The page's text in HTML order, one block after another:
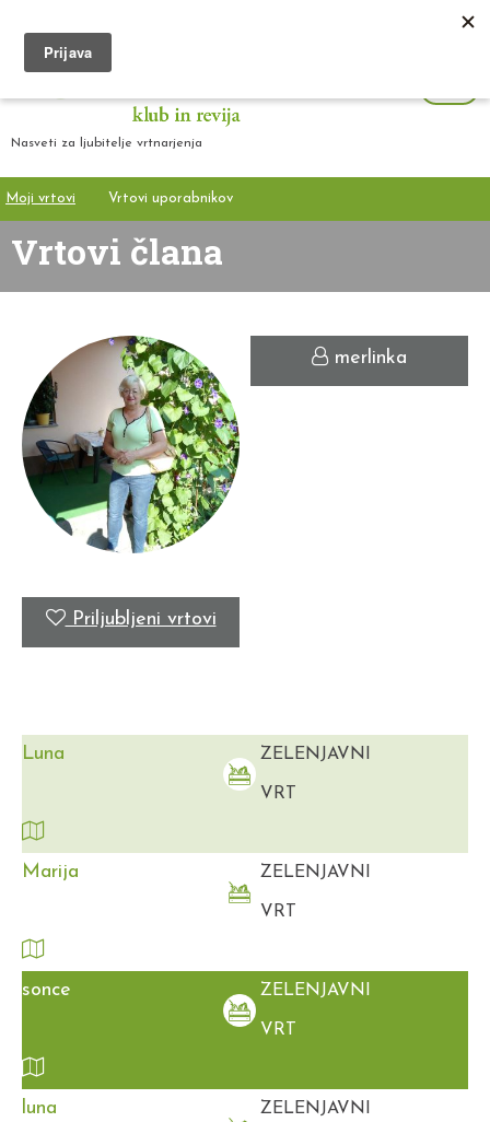
Nasveti za ljubitelje vrtnarjenja
Moji vrtovi Vrtovi uporabnikov
Vrtovi člana
merlinka
Priljubljeni vrtovi
Luna ZELENJAVNI
VRT
Marija ZELENJAVNI
VRT
sonce ZELENJAVNI
VRT
luna ZELENJAVNI